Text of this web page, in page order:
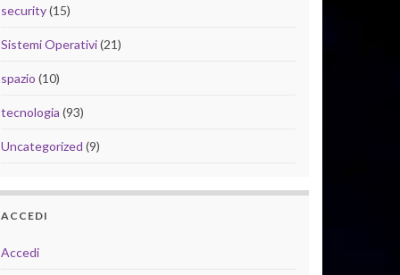
security(15)
Sistemi Operativi(21)
spazio (10)
tecnologia (93)
Uncategorized (9)
ACCEDI
Accedi